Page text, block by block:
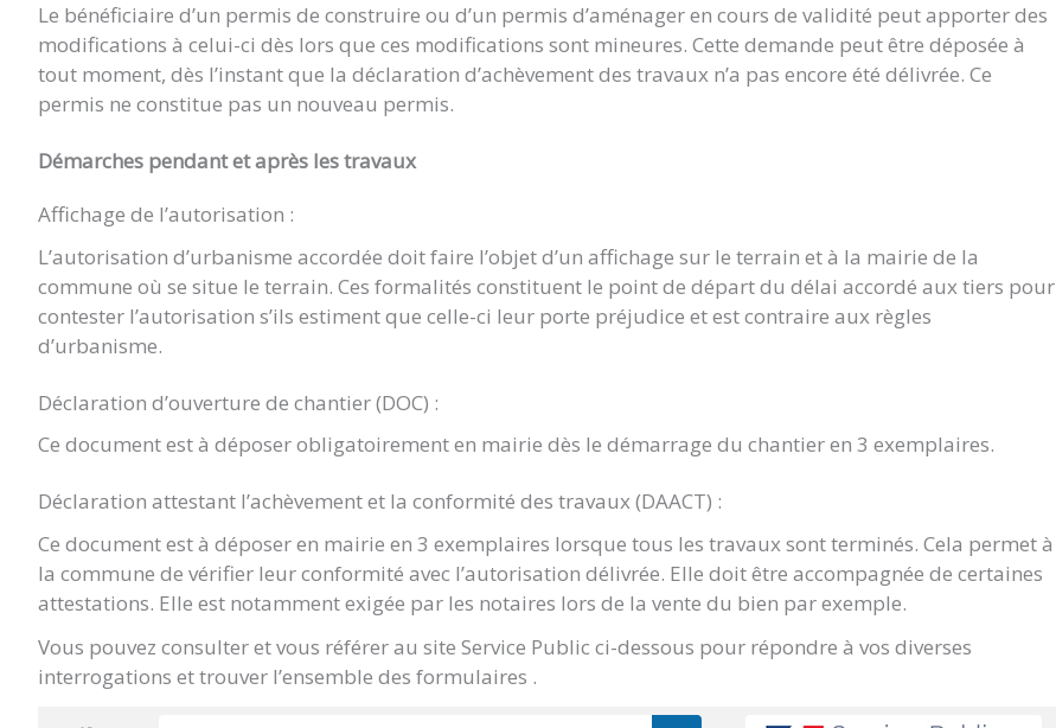
Le bénéficiaire d’un permis de construire ou d’un permis d’aménager en cours de validité peut apporter des
modifications à celui-ci dès lors que ces modifications sont mineures. Cette demande peut être déposée à
tout moment, dès l’instant que la déclaration d’achèvement des travaux n’a pas encore été délivrée. Ce
permis ne constitue pas un nouveau permis.
Démarches pendant et après les travaux
Affichage de l’autorisation :
L’autorisation d’urbanisme accordée doit faire l’objet d’un affichage sur le terrain et à la mairie de la
commune où se situe le terrain. Ces formalités constituent le point de départ du délai accordé aux tiers pour
contester l’autorisation s’ils estiment que celle-ci leur porte préjudice et est contraire aux règles
d’urbanisme.
Déclaration d’ouverture de chantier (DOC) :
Ce document est à déposer obligatoirement en mairie dès le démarrage du chantier en 3 exemplaires.
Déclaration attestant l’achèvement et la conformité des travaux (DAACT) :
Ce document est à déposer en mairie en 3 exemplaires lorsque tous les travaux sont terminés. Cela permet à
la commune de vérifier leur conformité avec l’autorisation délivrée. Elle doit être accompagnée de certaines
attestations. Elle est notamment exigée par les notaires lors de la vente du bien par exemple.
Vous pouvez consulter et vous référer au site Service Public ci-dessous pour répondre à vos diverses
interrogations et trouver l’ensemble des formulaires .